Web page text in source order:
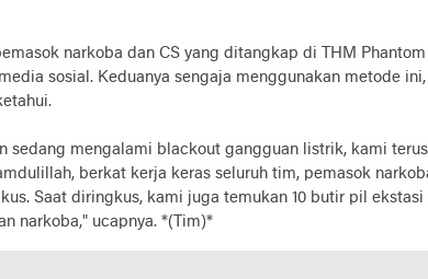
narkoba dan CS yang ditangkap di THM Phantom
sosial. Keduanya sengaja menggunakan metode
sedang mengalami blackout gangguan listrik, kami
berkat kerja keras seluruh tim, pemasok
Saat diringkus, kami juga temukan 10 butir pil ekstasi
narkoba," ucapnya. *(Tim)*